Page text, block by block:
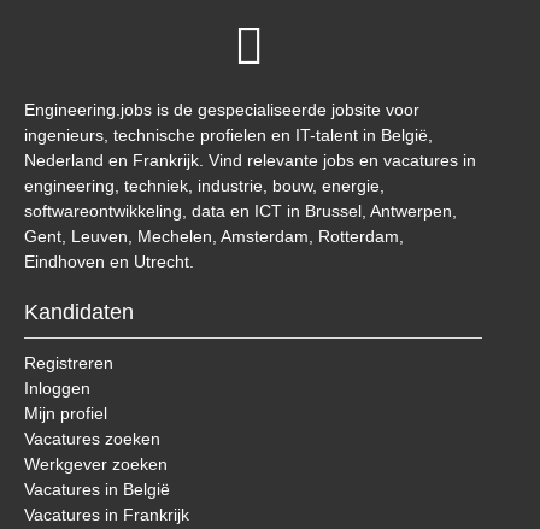
Engineering.jobs is de gespecialiseerde jobsite voor
ingenieurs, technische profielen en IT-talent in België,
Nederland en Frankrijk. Vind relevante jobs en vacatures in
engineering, techniek, industrie, bouw, energie,
softwareontwikkeling, data en ICT in Brussel, Antwerpen,
Gent, Leuven, Mechelen, Amsterdam, Rotterdam,
Eindhoven en Utrecht.
Kandidaten
Registreren
Inloggen
Mijn profiel
Vacatures zoeken
Werkgever zoeken
Vacatures in België
Vacatures in Frankrijk